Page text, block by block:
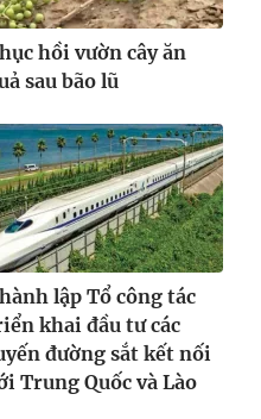
hồi vườn cây ăn
sau bão lũ
lập Tổ công tác
khai đầu tư các
đường sắt kết nối
Trung Quốc và Lào